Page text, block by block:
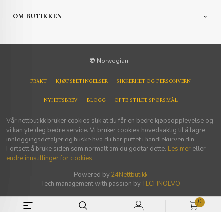
0
OM BUTIKKEN
Norwegian
FRAKT KJØPSBETINGELSER SIKKERHET OG PERSONVERN
NYHETSBREV BLOGG OFTE STILTE SPØRSMÅL
Vår nettbutikk bruker cookies slik at du får en bedre kjøpsopplevelse og
vi kan yte deg bedre service. Vi bruker cookies hovedsaklig til å lagre
innloggingsdetaljer og huske hva du har puttet i handlekurven din.
Fortsett å bruke siden som normalt om du godtar dette. Les mer eller
endre innstillinger for cookies.
Powered by 24Nettbutikk
Tech management with passion byTECHNOLVO